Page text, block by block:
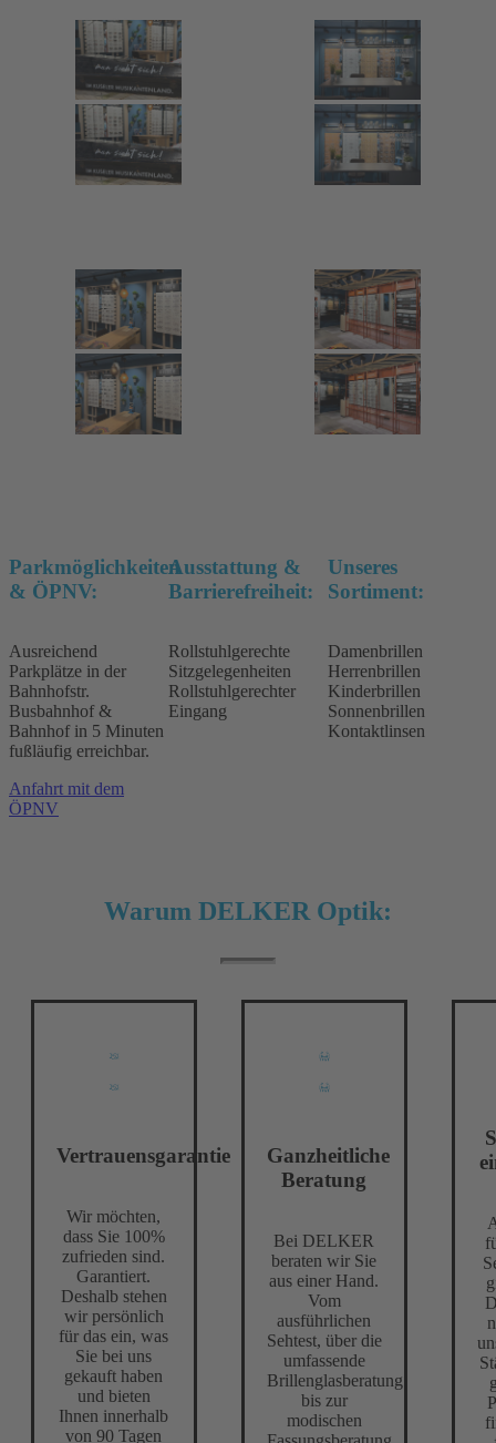
Parkmöglichkeiten
& ÖPNV:
Ausreichend
Parkplätze in der
Bahnhofstr.
Busbahnhof &
Bahnhof in 5 Minuten
fußläufig erreichbar.
Anfahrt mit dem
ÖPNV
Ausstattung &
Barrierefreiheit:
Rollstuhlgerechte
Sitzgelegenheiten
Rollstuhlgerechter
Eingang
Unseres
Sortiment:
Damenbrillen
Herrenbrillen
Kinderbrillen
Sonnenbrillen
Kontaktlinsen
Warum DELKER Optik:
Vertrauensgarantie
Wir möchten,
dass Sie 100%
zufrieden sind.
Garantiert.
Deshalb stehen
wir persönlich
für das ein, was
Sie bei uns
gekauft haben
und bieten
Ihnen innerhalb
von 90 Tagen
Ganzheitliche
Beratung
Bei DELKER
beraten wir Sie
aus einer Hand.
Vom
ausführlichen
Sehtest, über die
umfassende
Brillenglasberatung
bis zur
modischen